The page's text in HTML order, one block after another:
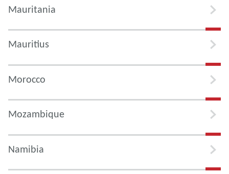
Mauritania
Mauritius
Morocco
Mozambique
Namibia